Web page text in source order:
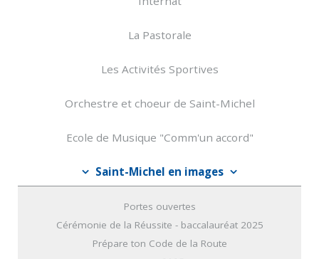
La Pastorale
Les Activités Sportives
Orchestre et choeur de Saint-Michel
Ecole de Musique "Comm'un accord"
Saint-Michel en images
Portes ouvertes
Cérémonie de la Réussite - baccalauréat 2025
Prépare ton Code de la Route